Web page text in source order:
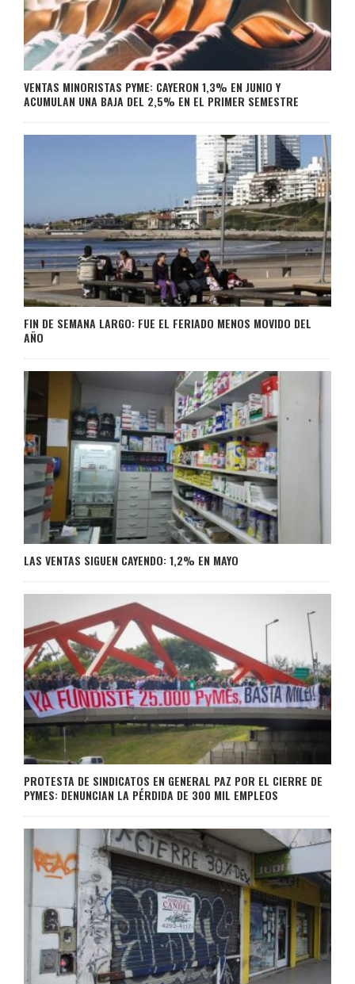
VENTAS MINORISTAS PYME: CAYERON 1,3% EN JUNIO Y
ACUMULAN UNA BAJA DEL 2,5% EN EL PRIMER SEMESTRE
FIN DE SEMANA LARGO: FUE EL FERIADO MENOS MOVIDO DEL
AÑO
LAS VENTAS SIGUEN CAYENDO: 1,2% EN MAYO
PROTESTA DE SINDICATOS EN GENERAL PAZ POR EL CIERRE DE
PYMES: DENUNCIAN LA PÉRDIDA DE 300 MIL EMPLEOS